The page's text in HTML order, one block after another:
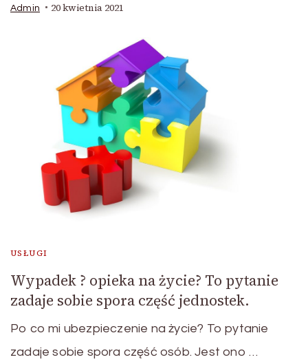
Admin 20 kwietnia 2021
USŁUGI
Wypadek ? opieka na życie? To pytanie
zadaje sobie spora część jednostek.
Po co mi ubezpieczenie na życie? To pytanie
zadaje sobie spora część osób. Jest ono …